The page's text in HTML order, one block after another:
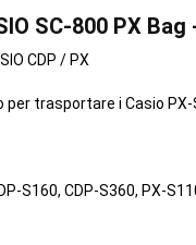
SC-800 PX Bag
CDP / PX
trasportare i Casio
S160, CDP-S360, PX-